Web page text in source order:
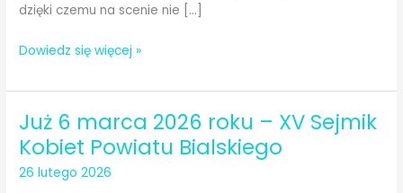
dzięki czemu na scenie nie […]
XV
Kobiet
Powiatu
Bialskiego
Dowiedz się więcej »
Już 6 marca 2026 roku – XV Sejmik
Kobiet Powiatu Bialskiego
26 lutego 2026